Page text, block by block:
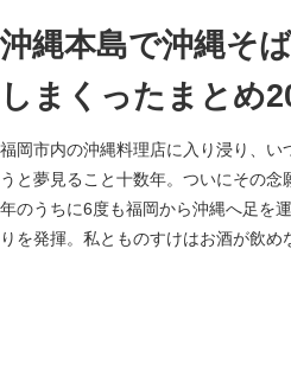
沖縄本島で沖縄そ
しまくったまとめ
福岡市内の沖縄料理店に入り浸り、い
うと夢見ること十数年。ついにその念
年のうちに6度も福岡から沖縄へ足を
りを発揮。私とものすけはお酒が飲め